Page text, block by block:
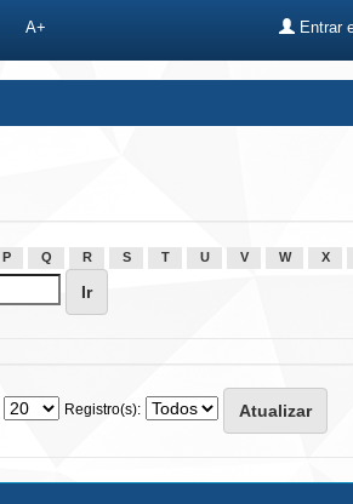
A+ Entrar
P Q R S T U V W X
Registro(s):